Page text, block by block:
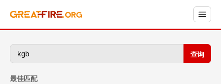
查询
最佳匹配